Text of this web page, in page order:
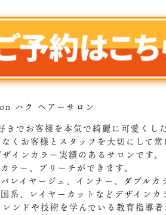
ハク ヘアーサロン
きでお客様を本気で綺麗に可愛くし
くお客様とスタッフを大切にして
インカラー実績のあるサロンです。
ラー、ブリーチができます。
レイヤージュ、インナー、ダブルカ
系、レイヤーカットなどデザイン
ンドや技術を学んでいる教育指導